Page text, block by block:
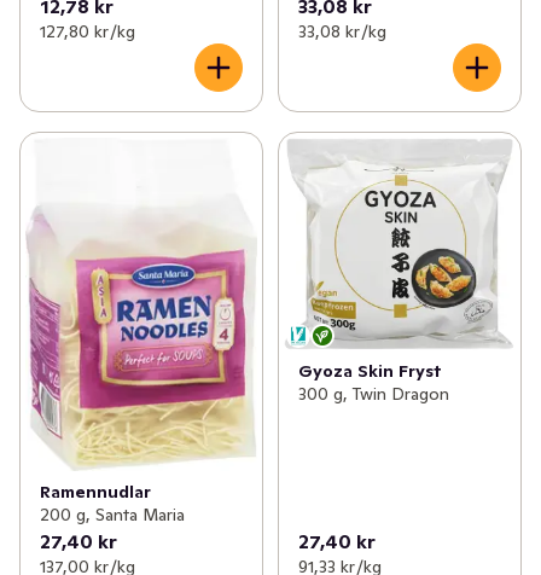
12,78 kr
127,80 kr /kg
33,08 kr
33,08 kr /kg
Ramennudlar
200 g, Santa Maria
27,40 kr
137,00 kr /kg
Gyoza Skin Fryst
300 g, Twin Dragon
27,40 kr
91,33 kr /kg